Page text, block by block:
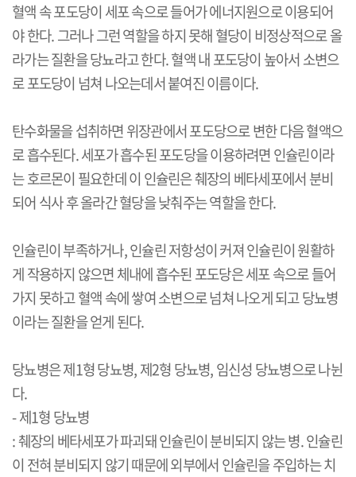
혈액 속 포도당이 세포 속으로 들어가 에너지원으로 이용되어
야 한다. 그러나 그런 역할을 하지 못해 혈당이 비정상적으로 올
라가는 질환을 당뇨라고 한다. 혈액 내 포도당이 높아서 소변으
로 포도당이 넘쳐 나오는데서 붙여진 이름이다.
탄수화물을 섭취하면 위장관에서 포도당으로 변한 다음 혈액으
로 흡수된다. 세포가 흡수된 포도당을 이용하려면 인슐린이라
는 호르몬이 필요한데 이 인슐린은 췌장의 베타세포에서 분비
되어 식사 후 올라간 혈당을 낮춰주는 역할을 한다.
인슐린이 부족하거나, 인슐린 저항성이 커져 인슐린이 원활하
게 작용하지 않으면 체내에 흡수된 포도당은 세포 속으로 들어
가지 못하고 혈액 속에 쌓여 소변으로 넘쳐 나오게 되고 당뇨병
이라는 질환을 얻게 된다.
당뇨병은 제1형 당뇨병, 제2형 당뇨병, 임신성 당뇨병으로 나뉜
다.
- 제1형 당뇨병
: 췌장의 베타세포가 파괴돼 인슐린이 분비되지 않는 병. 인슐린
이 전혀 분비되지 않기 때문에 외부에서 인슐린을 주입하는 치